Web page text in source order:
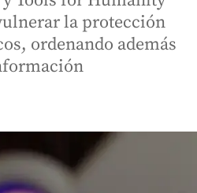
la protección
ordenando además